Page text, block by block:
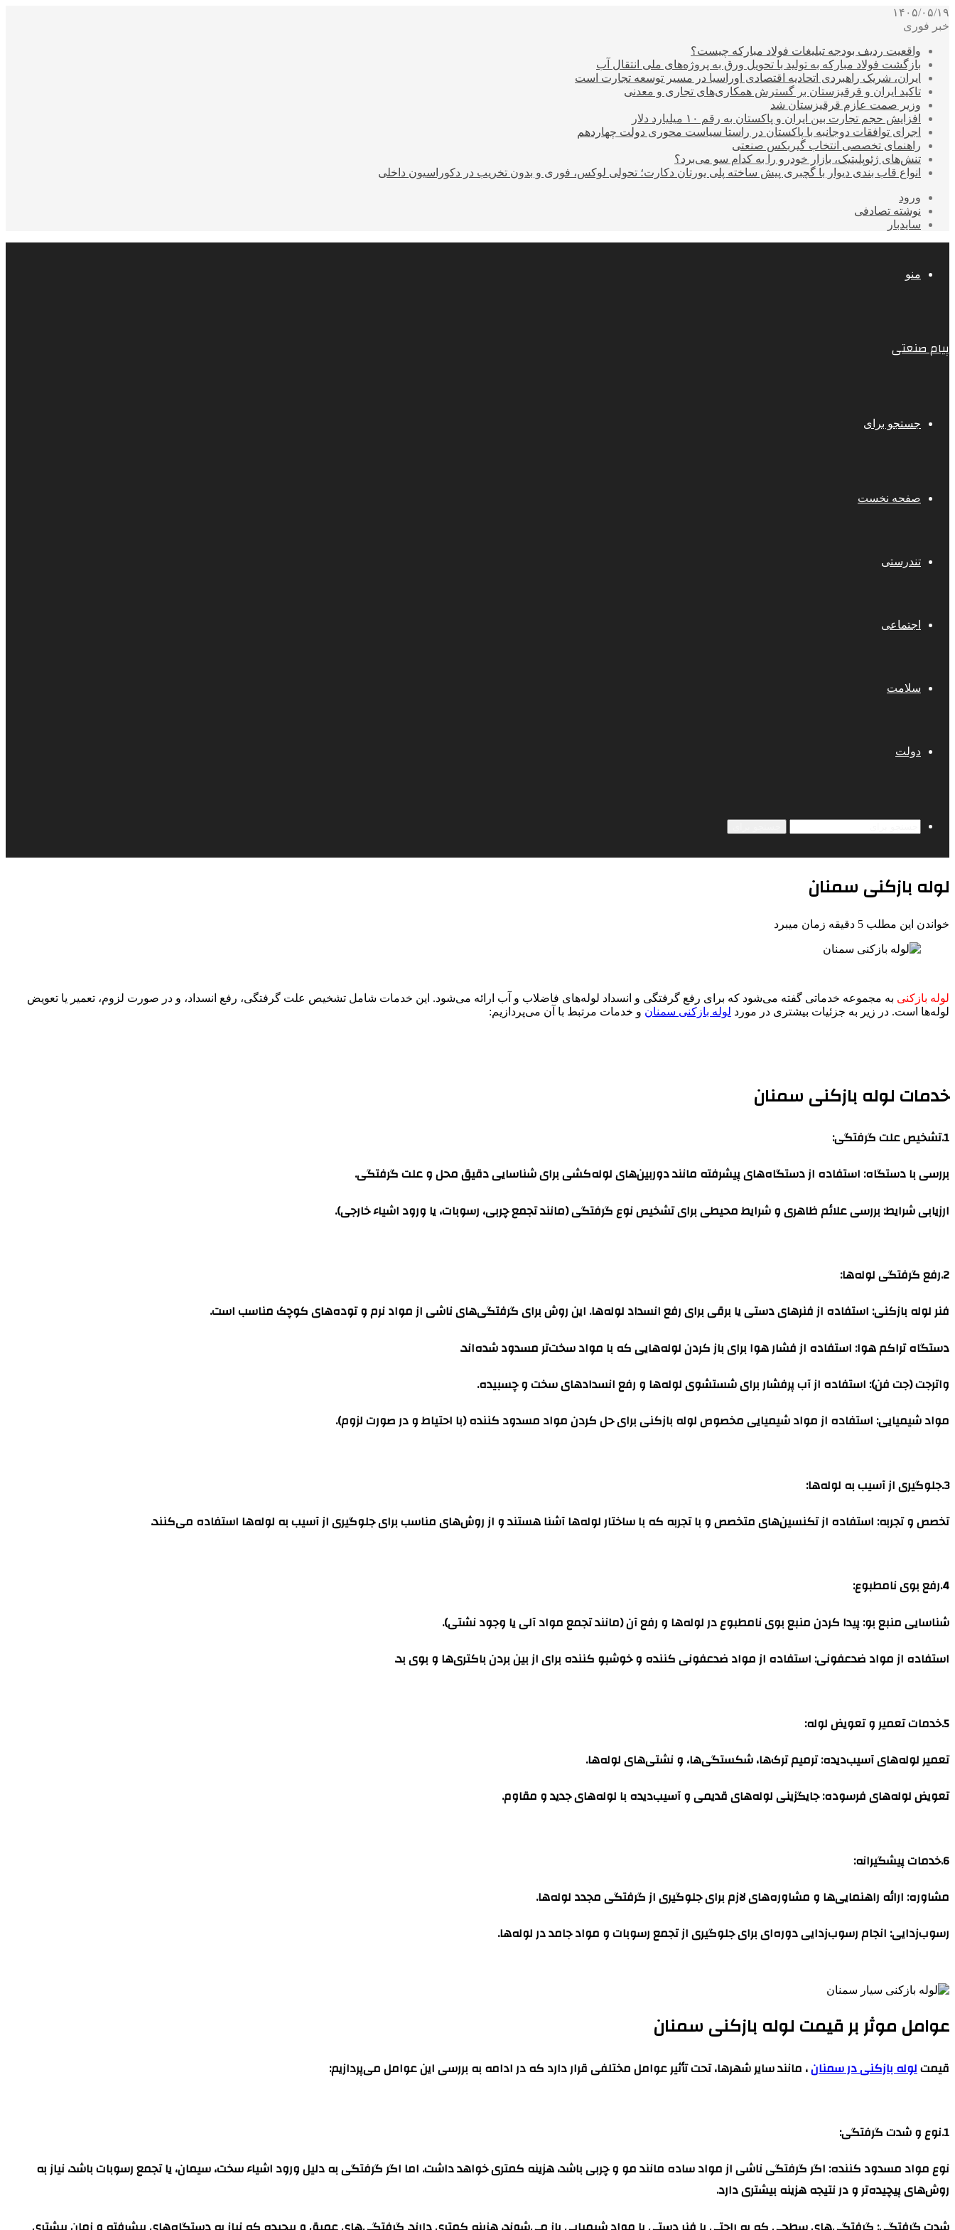
۱۴۰۵/۰۵/۱۹
خبر فوری
واقعیت ردیف بودجه تبلیغات فولاد مبارکه چیست؟
بازگشت فولاد مبارکه به تولید با تحویل ورق به پروژه‌های ملی انتقال آب
ایران، شریک راهبردی اتحادیه اقتصادی اوراسیا در مسیر توسعه تجارت است
تاکید ایران و قرقیزستان بر گسترش همکاری‌های تجاری و معدنی
وزیر صمت عازم قرقیزستان شد
افزایش حجم تجارت بین ایران و پاکستان به رقم ۱۰ میلیارد دلار
اجرای توافقات دوجانبه با پاکستان در راستا سیاست محوری دولت چهاردهم
راهنمای تخصصی انتخاب گیربکس صنعتی
تنش‌های ژئوپلیتیک، بازار خودرو را به کدام سو می‌برد؟
انواع قاب بندی دیوار با گچبری پیش ساخته پلی یورتان دکارت؛ تحولی لوکس، فوری و بدون تخریب در دکوراسیون داخلی
ورود
نوشته تصادفی
سایدبار
منو
پیام صنعتی
جستجو برای
صفحه نخست
تندرستی
اجتماعی
سلامت
دولت
لوله بازکنی سمنان
خواندن این مطلب 5 دقیقه زمان میبرد
لوله بازکنی به مجموعه خدماتی گفته می‌شود که برای رفع گرفتگی و انسداد لوله‌های فاضلاب و آب ارائه می‌شود. این خدمات شامل تشخیص علت گرفتگی، رفع انسداد، و در صورت لزوم، تعمیر یا تعویض
لوله‌ها است. در زیر به جزئیات بیشتری در مورد لوله بازکنی سمنان و خدمات مرتبط با آن می‌پردازیم:
خدمات لوله بازکنی سمنان
1.تشخیص علت گرفتگی
:
بررسی با دستگاه: استفاده از دستگاه‌های پیشرفته مانند دوربین‌های لوله‌کشی برای شناسایی دقیق محل و علت گرفتگی.
ارزیابی شرایط: بررسی علائم ظاهری و شرایط محیطی برای تشخیص نوع گرفتگی (مانند تجمع چربی، رسوبات، یا ورود اشیاء خارجی).
2.رفع گرفتگی لوله‌ها
:
فنر لوله بازکنی: استفاده از فنرهای دستی یا برقی برای رفع انسداد لوله‌ها. این روش برای گرفتگی‌های ناشی از مواد نرم و توده‌های کوچک مناسب است.
دستگاه تراکم هوا: استفاده از فشار هوا برای باز کردن لوله‌هایی که با مواد سخت‌تر مسدود شده‌اند.
واترجت (جت فن): استفاده از آب پرفشار برای شستشوی لوله‌ها و رفع انسدادهای سخت و چسبیده.
مواد شیمیایی: استفاده از مواد شیمیایی مخصوص لوله بازکنی برای حل کردن مواد مسدود کننده (با احتیاط و در صورت لزوم).
3.جلوگیری از آسیب به لوله‌ها
:
تخصص و تجربه: استفاده از تکنسین‌های متخصص و با تجربه که با ساختار لوله‌ها آشنا هستند و از روش‌های مناسب برای جلوگیری از آسیب به لوله‌ها استفاده می‌کنند.
4.رفع بوی نامطبوع
:
شناسایی منبع بو: پیدا کردن منبع بوی نامطبوع در لوله‌ها و رفع آن (مانند تجمع مواد آلی یا وجود نشتی).
استفاده از مواد ضدعفونی: استفاده از مواد ضدعفونی کننده و خوشبو کننده برای از بین بردن باکتری‌ها و بوی بد.
5.خدمات تعمیر و تعویض لوله
:
تعمیر لوله‌های آسیب‌دیده: ترمیم ترک‌ها، شکستگی‌ها، و نشتی‌های لوله‌ها.
تعویض لوله‌های فرسوده: جایگزینی لوله‌های قدیمی و آسیب‌دیده با لوله‌های جدید و مقاوم.
6.خدمات پیشگیرانه
:
مشاوره: ارائه راهنمایی‌ها و مشاوره‌های لازم برای جلوگیری از گرفتگی مجدد لوله‌ها.
رسوب‌زدایی: انجام رسوب‌زدایی دوره‌ای برای جلوگیری از تجمع رسوبات و مواد جامد در لوله‌ها.
عوامل موثر بر قیمت لوله بازکنی سمنان
قیمتلوله بازکنی در سمنان، مانند سایر شهرها، تحت تأثیر عوامل مختلفی قرار دارد که در ادامه به بررسی این عوامل می‌پردازیم:
1.نوع و شدت گرفتگی
:
نوع مواد مسدود کننده: اگر گرفتگی ناشی از مواد ساده مانند مو و چربی باشد، هزینه کمتری خواهد داشت. اما اگر گرفتگی به دلیل ورود اشیاء سخت، سیمان، یا تجمع رسوبات باشد، نیاز به
روش‌های پیچیده‌تر و در نتیجه هزینه بیشتری دارد.